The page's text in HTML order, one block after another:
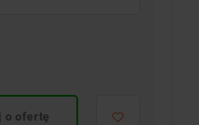
o ofertę